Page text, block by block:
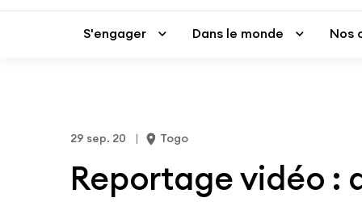
S'engager Dans le monde Nos
S'engager Dans le monde Nos
29 sep. 20 Togo
Reportage vidéo :